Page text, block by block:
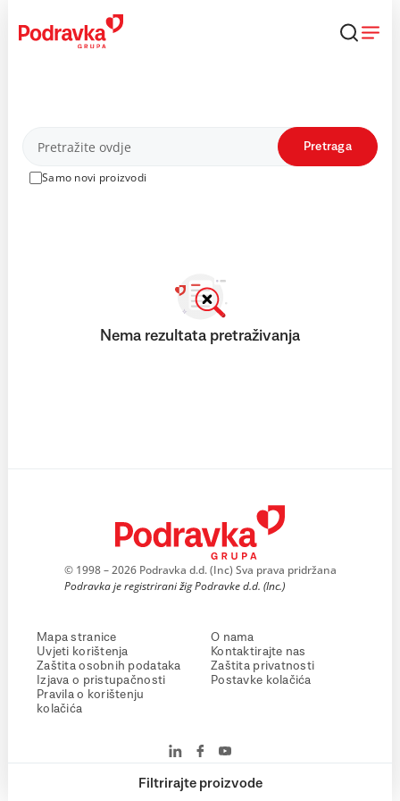
content
Proizvodi
Samo novi proizvodi
Pretraga
Filtrirajte proizvode
Nema rezultata pretraživanja
© 1998 – 2026 Podravka d.d. (Inc) Sva prava pridržana
Podravka je registrirani žig Podravke d.d. (Inc.)
Mapa stranice
Uvjeti korištenja
Zaštita osobnih podataka
Izjava o pristupačnosti
Pravila o korištenju
kolačića
O nama
Kontaktirajte nas
Zaštita privatnosti
Postavke kolačića